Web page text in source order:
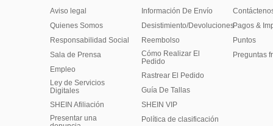
Aviso legal
Quienes Somos
Responsabilidad Social
Sala de Prensa
Empleo
Ley de Servicios
Digitales
SHEIN Afiliación
Presentar una
Información De Envío
Desistimiento/Devoluciones
Reembolso
Cómo Realizar El
Pedido
Rastrear El Pedido
Guía De Tallas
SHEIN VIP
Política de clasificación
Pagos &
Puntos
Preguntas